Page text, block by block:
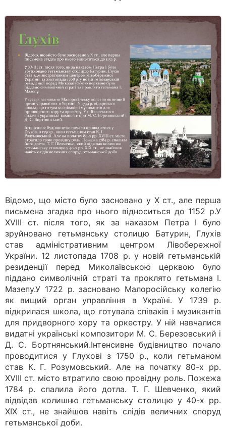
Відомо, що місто було засновано у Х ст., але перша
письмена згадка про нього відноситься до 1152 р.У
ХVІІІ ст. після того, як за наказом Петра І було
зруйновано гетьманську столицю Батурин, Глухів
став адміністративним центром Лівобережної
України. 12 листопада 1708 р. у новій гетьманській
резиденції перед Миколаївською церквою було
піддано символічній страті та проклято гетьмана І.
Мазепу.У 1722 р. засновано Малоросійську колегію
як вищий орган управління в Україні. У 1739 р.
відкрилася школа, що готувала співаків і музикантів
для придворного хору та оркестру. У ній навчалися
видатні українські композитори М. С. Березовський і
Д. С. Бортнянський.Інтенсивне будівництво почало
проводитися у Глухові з 1750 р., коли гетьманом
став К. Г. Розумовський. Але на початку 80-х рр.
ХVІІІ ст. місто втратило свою провідну роль. Пожежа
1784 р. спалила його дотла. Т. Г. Шевченко, який
відвідав колишню гетьманську столицю у 40-х рр.
ХІХ ст., не знайшов навіть слідів величних споруд
гетьманської доби.